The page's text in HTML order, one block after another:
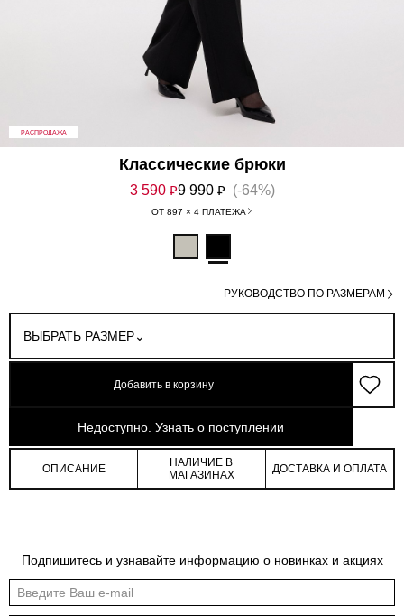
РАСПРОДАЖА
Классические брюки
3 590 ₽9 990₽ (-64%)
ОТ 897 × 4 ПЛАТЕЖА
ВЫБРАТЬ РАЗМЕР
РУКОВОДСТВО ПО РАЗМЕРАМ
Добавить в корзину
Недоступно. Узнать о поступлении
арт: 4-03005_50191-167
Обмеры изделия Таблица размеров
ОПИСАНИЕ
НАЛИЧИЕ В
МАГАЗИНАХ
ДОСТАВКА И ОПЛАТА
Подпишитесь и узнавайте информацию о новинках и акциях